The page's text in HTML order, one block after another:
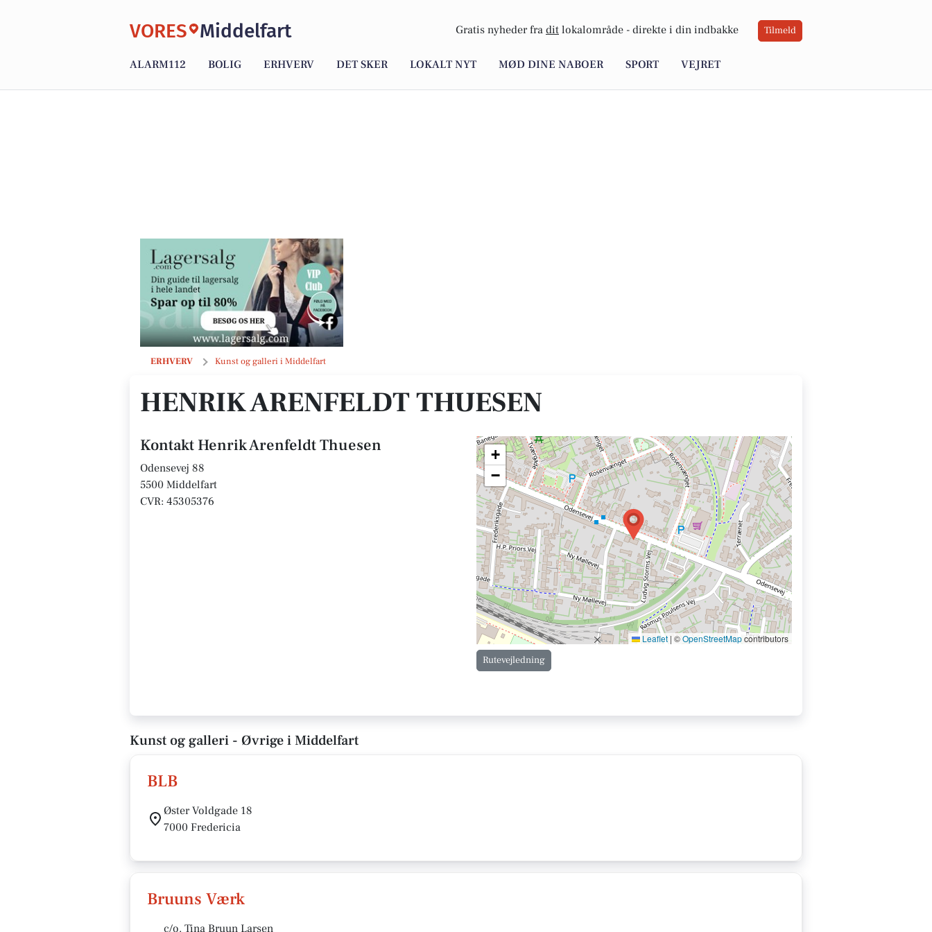
VORES Middelfart Gratis nyheder fra dit lokalområde - direkte i din indbakke Tilmeld
ALARM112 BOLIG ERHVERV DET SKER LOKALT NYT MØD DINE NABOER SPORT VEJRET
ERHVERV Kunst og galleri i Middelfart
Henrik Arenfeldt Thuesen
HENRIK ARENFELDT THUESEN
Kontakt Henrik Arenfeldt Thuesen
Odensevej 88
5500 Middelfart
CVR: 45305376
+
−
Leaflet | ©OpenStreetMapcontributors
Rutevejledning
Kunst og galleri - Øvrige i Middelfart
BLB
Øster Voldgade 18
7000 Fredericia
Bruuns Værk
c/o. Tina Bruun Larsen